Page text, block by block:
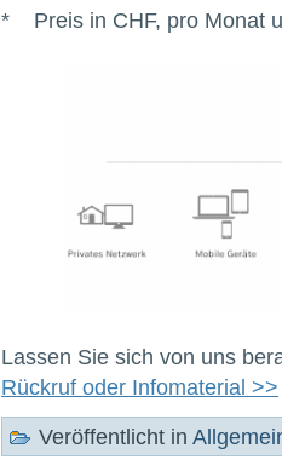
* Preis in CHF, pro Monat
Lassen Sie sich von uns
Rückruf oder Infomaterial >>
Veröffentlicht in